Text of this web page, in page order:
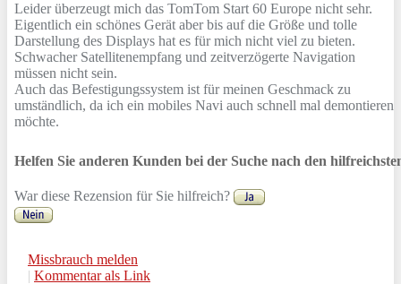
Leider überzeugt mich das TomTom Start 60 Europe nicht sehr.
Eigentlich ein schönes Gerät aber bis auf die Größe und tolle
Darstellung des Displays hat es für mich nicht viel zu bieten.
Schwacher Satellitenempfang und zeitverzögerte Navigation
müssen nicht sein.
Auch das Befestigungssystem ist für meinen Geschmack zu
umständlich, da ich ein mobiles Navi auch schnell mal demontieren
möchte.
Helfen Sie anderen Kunden bei der Suche nach den
War diese Rezension für Sie hilfreich?
Missbrauch melden
| Kommentar als Link